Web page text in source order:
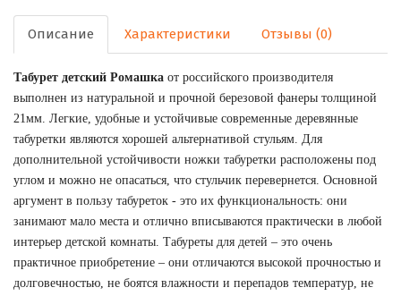
Описание Характеристики Отзывы (0)
Табурет детский Ромашка от российского производителя
выполнен из натуральной и прочной березовой фанеры толщиной
21мм. Легкие, удобные и устойчивые современные деревянные
табуретки являются хорошей альтернативой стульям. Для
дополнительной устойчивости ножки табуретки расположены под
углом и можно не опасаться, что стульчик перевернется. Основной
аргумент в пользу табуреток - это их функциональность: они
занимают мало места и отлично вписываются практически в любой
интерьер детской комнаты. Табуреты для детей – это очень
практичное приобретение – они отличаются высокой прочностью и
долговечностью, не боятся влажности и перепадов температур, не